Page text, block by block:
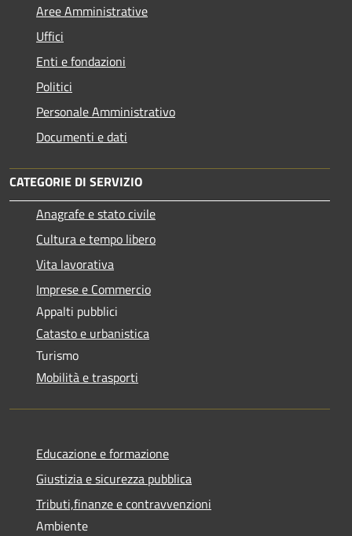
Aree Amministrative
Uffici
Enti e fondazioni
Politici
Personale Amministrativo
Documenti e dati
CATEGORIE DI SERVIZIO
Anagrafe e stato civile
Cultura e tempo libero
Vita lavorativa
Imprese e Commercio
Appalti pubblici
Catasto e urbanistica
Turismo
Mobilità e trasporti
Educazione e formazione
Giustizia e sicurezza pubblica
Tributi,finanze e contravvenzioni
Ambiente